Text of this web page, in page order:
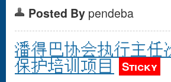
Posted By pendeba
潘得巴协会执行主
保护培训项目 Sticky